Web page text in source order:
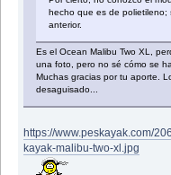
hecho que es de polietileno;
anterior.
Es el Ocean Malibu Two XL,
una foto, pero no sé cómo se
Muchas gracias por tu aporte.
desaguisado...
https://www.peskayak.com/
kayak-malibu-two-xl.jpg